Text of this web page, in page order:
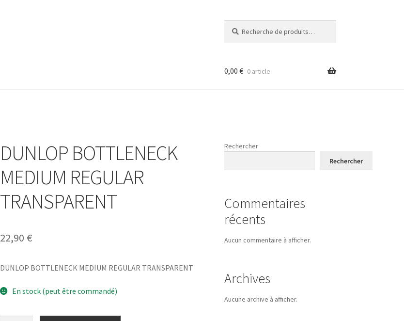
pour :
0,00 € 0 article
DUNLOP BOTTLENECK
MEDIUM REGULAR
TRANSPARENT
22,90 €
DUNLOP BOTTLENECK MEDIUM REGULAR TRANSPARENT
En stock (peut être commandé)
Rechercher
Rechercher
Commentaires
récents
Aucun commentaire à afficher.
Archives
Aucune archive à afficher.